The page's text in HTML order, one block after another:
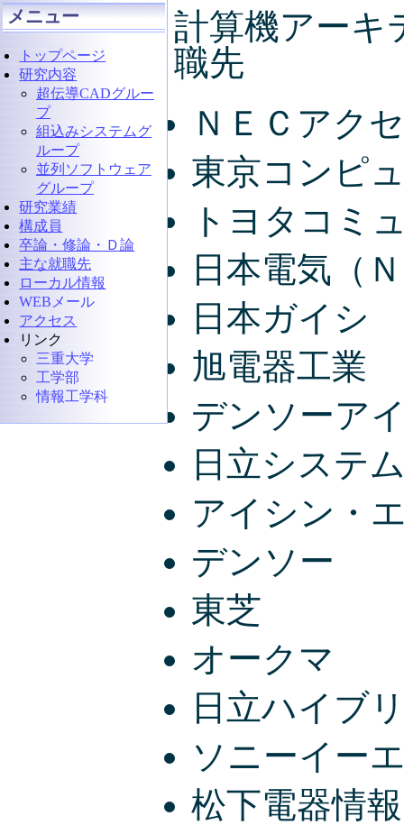
計算機アーキ
職先
ＮＥＣアク
東京コンピ
トヨタコミ
日本電気（
日本ガイシ
旭電器工業
デンソーア
日立システ
アイシン・
デンソー
東芝
オークマ
日立ハイブ
ソニーイー
松下電器情
メニュー
トップページ
研究内容
超伝導CADグルー
プ
組込みシステムグ
ループ
並列ソフトウェア
グループ
研究業績
構成員
卒論・修論・Ｄ論
主な就職先
ローカル情報
WEBメール
アクセス
リンク
三重大学
工学部
情報工学科